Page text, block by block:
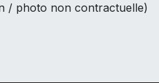
/ photo non contractuelle)